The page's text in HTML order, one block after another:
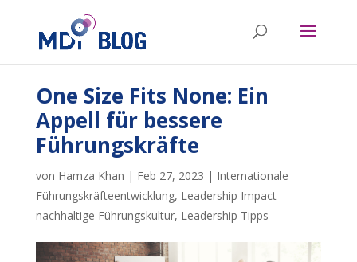
One Size Fits None: Ein
Appell für bessere
Führungskräfte
von Hamza Khan | Feb 27, 2023 | Internationale
Führungskräfteentwicklung, Leadership Impact -
nachhaltige Führungskultur, Leadership Tipps